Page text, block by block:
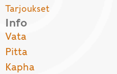
Tarjoukset
Info
Vata
Pitta
Kapha